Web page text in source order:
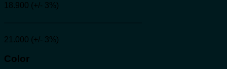
18.900 (+/- 3%)
—————————————————
21.000 (+/- 3%)
Color